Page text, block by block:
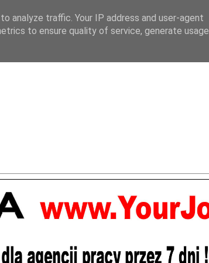
analyze traffic. Your IP address and user-agent
to ensure quality of service, generate usage